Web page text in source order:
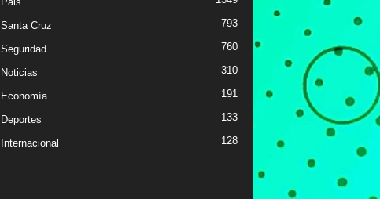
Santa Cruz 793
Seguridad 760
Noticias 310
Economía 191
Deportes 133
Internacional 128